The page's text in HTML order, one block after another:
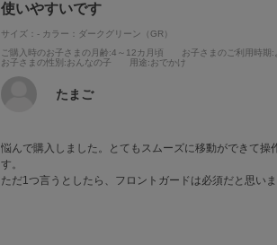
使いやすいです
サイズ：- カラー：ダークグリーン（GR）
ご購入時のお子さまの月齢:4～12カ月頃 お子さまのご利用時期 :
お子さまの性別 :おんなの子 用途:おでかけ
たまご
悩んで購入しました。とてもスムーズに移動ができて
す。
ただ1つ言うとしたら、フロントガードは必須だと思い